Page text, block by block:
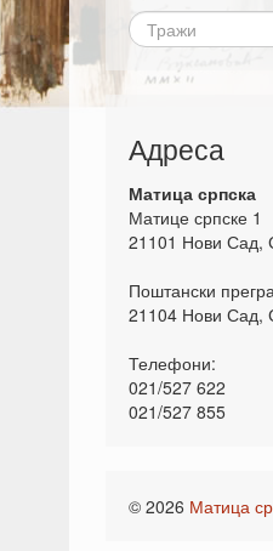
Адреса
Матица српска
Матице српске 1
21101 Нови Сад,
Поштански
21104 Нови Сад,
Телефони:
021/527 622
021/527 855
© 2026 Матица